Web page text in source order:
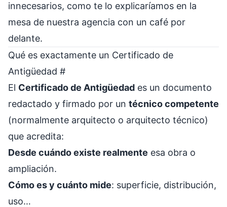
innecesarios, como te lo explicaríamos en la
mesa de nuestra agencia con un café por
delante.
Qué es exactamente un Certificado de
Antigüedad #
El Certificado de Antigüedad es un documento
redactado y firmado por un técnico competente
(normalmente arquitecto o arquitecto técnico)
que acredita:
Desde cuándo existe realmente esa obra o
ampliación.
Cómo es y cuánto mide: superficie, distribución,
uso…